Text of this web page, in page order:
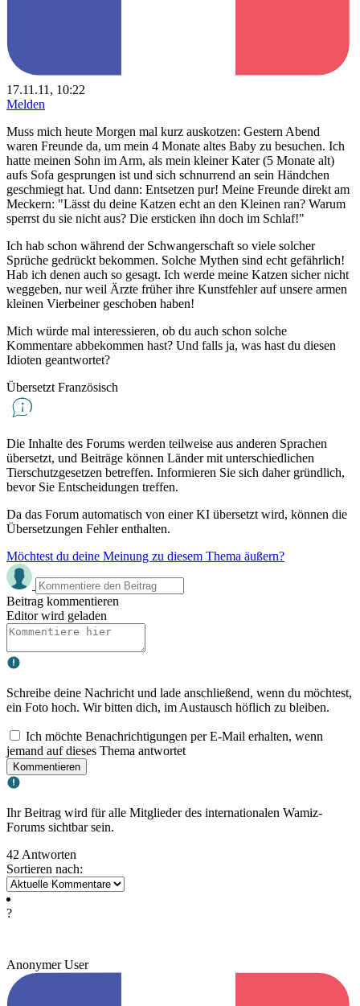
17.11.11, 10:22
Melden
Muss mich heute Morgen mal kurz auskotzen: Gestern Abend
waren Freunde da, um mein 4 Monate altes Baby zu besuchen. Ich
hatte meinen Sohn im Arm, als mein kleiner Kater (5 Monate alt)
aufs Sofa gesprungen ist und sich schnurrend an sein Händchen
geschmiegt hat. Und dann: Entsetzen pur! Meine Freunde direkt am
Meckern: "Lässt du deine Katzen echt an den Kleinen ran? Warum
sperrst du sie nicht aus? Die ersticken ihn doch im Schlaf!"
Ich hab schon während der Schwangerschaft so viele solcher
Sprüche gedrückt bekommen. Solche Mythen sind echt gefährlich!
Hab ich denen auch so gesagt. Ich werde meine Katzen sicher nicht
weggeben, nur weil Ärzte früher ihre Kunstfehler auf unsere armen
kleinen Vierbeiner geschoben haben!
Mich würde mal interessieren, ob du auch schon solche
Kommentare abbekommen hast? Und falls ja, was hast du diesen
Idioten geantwortet?
Übersetzt Französisch
Die Inhalte des Forums werden teilweise aus anderen Sprachen
übersetzt, und Beiträge können Länder mit unterschiedlichen
Tierschutzgesetzen betreffen. Informieren Sie sich daher gründlich,
bevor Sie Entscheidungen treffen.
Da das Forum automatisch von einer KI übersetzt wird, können die
Übersetzungen Fehler enthalten.
Möchtest du deine Meinung zu diesem Thema äußern?
Beitrag kommentieren
Editor wird geladen
Schreibe deine Nachricht und lade anschließend, wenn du möchtest,
ein Foto hoch. Wir bitten dich, im Austausch höflich zu bleiben.
Ich möchte Benachrichtigungen per E-Mail erhalten, wenn
jemand auf dieses Thema antwortet
Kommentieren
Ihr Beitrag wird für alle Mitglieder des internationalen Wamiz-
Forums sichtbar sein.
42 Antworten
Sortieren nach:
?
Anonymer User